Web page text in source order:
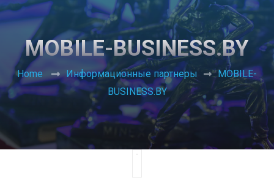
MOBILE-BUSINESS.BY
Home Информационные партнеры
MOBILE-
BUSINESS.BY